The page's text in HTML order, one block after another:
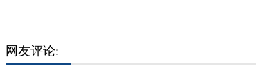
网友评论: